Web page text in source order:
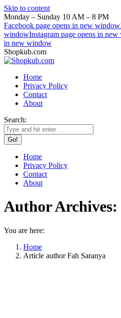
Skip to content
Monday – Sunday 10 AM – 8 PM
Facebook page opens in new window
windowInstagram page opens in
in new window
Shopkub.com
Home
Privacy Policy
Contact
About
Search:
Home
Privacy Policy
Contact
About
Author Archives:
You are here:
Home
Article author Fah Saranya